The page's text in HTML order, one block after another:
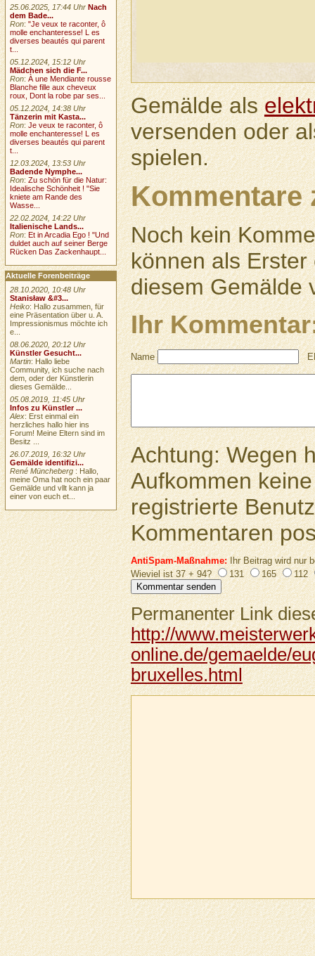
Gemälde als
versenden oder
spielen.
Kommentare
Noch kein
können als
diesem Gemälde
Ihr
Name
Achtung: Wegen
Aufkommen
registrierte
Kommentaren
AntiSpam-Maßnahme:Ihr Beitrag wird nur
Wieviel ist 37 + 94?
131 165 112
Permanenter Link
http://
online.de/gemaelde/
bruxelles.html
25.06.2025, 17:44 Uhr Nach
dem Bade...
Ron:"Je veux te raconter, ô
molle enchanteresse! L es
diverses beautés qui parent
t...
05.12.2024, 15:12 Uhr
Mädchen sich die F...
Ron:À une Mendiante rousse
Blanche fille aux cheveux
roux, Dont la robe par ses...
05.12.2024, 14:38 Uhr
Tänzerin mit Kasta...
Ron:Je veux te raconter, ô
molle enchanteresse! L es
diverses beautés qui parent
t...
12.03.2024, 13:53 Uhr
Badende Nymphe...
Ron:Zu schön für die Natur:
Idealische Schönheit ! "Sie
kniete am Rande des
Wasse...
22.02.2024, 14:22 Uhr
Italienische Lands...
Ron:Et in Arcadia Ego ! "Und
duldet auch auf seiner Berge
Rücken Das Zackenhaupt...
Aktuelle Forenbeiträge
28.10.2020, 10:48 Uhr
Stanisław &#3...
Heiko: Hallo zusammen, für
eine Präsentation über u. A.
Impressionismus möchte ich
e...
08.06.2020, 20:12 Uhr
Künstler Gesucht...
Martin: Hallo liebe
Community, ich suche nach
dem, oder der Künstlerin
dieses Gemälde...
05.08.2019, 11:45 Uhr
Infos zu Künstler ...
Alex: Erst einmal ein
herzliches hallo hier ins
Forum! Meine Eltern sind im
Besitz ...
26.07.2019, 16:32 Uhr
Gemälde identifizi...
René Müncheberg : Hallo,
meine Oma hat noch ein paar
Gemälde und vllt kann ja
einer von euch et...